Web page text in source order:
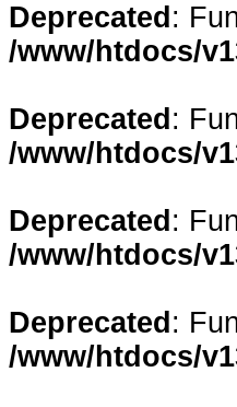
Deprecated :
/www/htdocs/
Deprecated :
/www/htdocs/
Deprecated :
/www/htdocs/
Deprecated :
/www/htdocs/